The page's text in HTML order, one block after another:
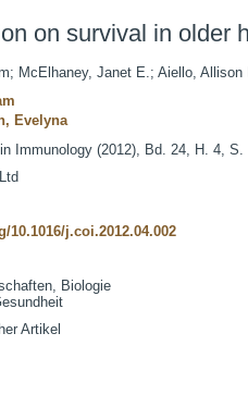
on survival in older
; McElhaney, Janet E.; Aiello, Allison
Evelyna
Immunology (2012), Bd. 24, H. 4, S.
10.1016/j.coi.2012.04.002
Biologie
Artikel